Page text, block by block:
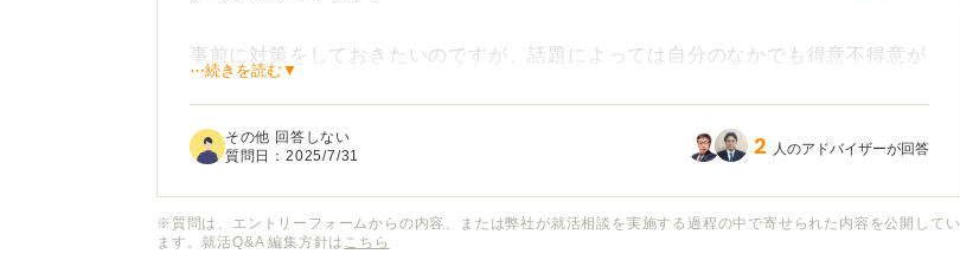
事前に対策をしておきたいのですが、話題によっては自分のなかでも得意不得意が
でディべートを経験したことがある方がいれば実体験をお聞きしたいです！
⋯続きを読む▼
その他 回答しない
質問日：2025/7/31 2 人のアドバイザーが回答
※質問は、エントリーフォームからの内容、または弊社が就活相談を実施する過程の中で寄せられた内容を公開してい
ます。就活Q&A 編集方針は こちら